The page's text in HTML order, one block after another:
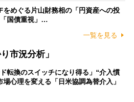
をめぐる片山財務相の「円資産への投
国債重視」…
一覧を見る
市況分析」
ド転換のスイッチになり得る」“介入慣
場心理を変える「日米協調為替介入」